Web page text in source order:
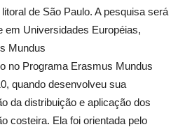
de São Paulo. A pesquisa será
em Universidades Européias,
Mundus
no Programa Erasmus Mundus
quando desenvolveu sua
da distribuição e aplicação dos
costeira. Ela foi orientada pelo